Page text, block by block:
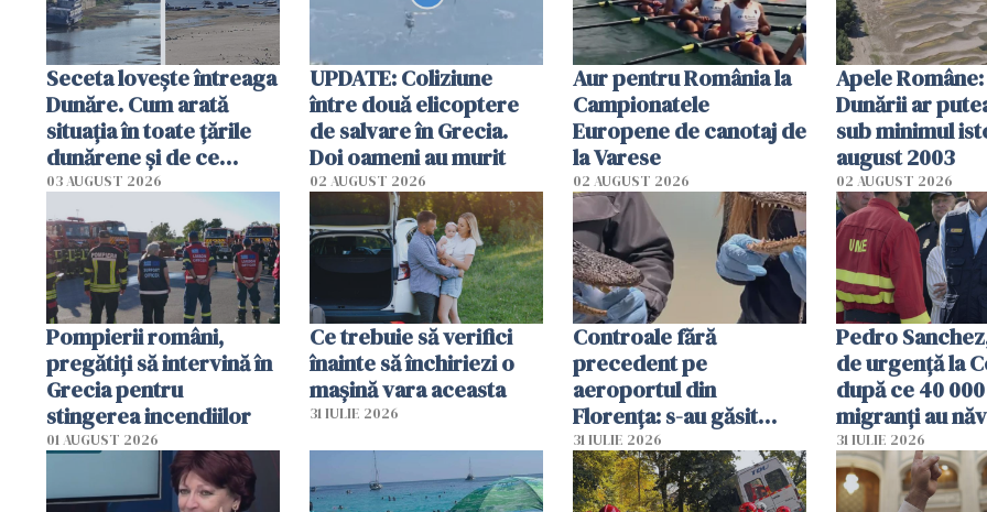
Seceta lovește întreaga
Dunăre. Cum arată
situația în toate țările
dunărene și de ce
România resimte
efectele, deși a plouat
în iulie
03 AUGUST 2026
UPDATE: Coliziune
între două elicoptere
de salvare în Grecia.
Doi oameni au murit
02 AUGUST 2026
Aur pentru România la
Campionatele
Europene de canotaj de
la Varese
02 AUGUST 2026
Apele
Dunării ar
sub minimul
august 2003
02 AUGUST 2026
Pompierii români,
pregătiţi să intervină în
Grecia pentru
stingerea incendiilor
01 AUGUST 2026
Ce trebuie să verifici
înainte să închiriezi o
mașină vara aceasta
31 IULIE 2026
Controale fără
precedent pe
aeroportul din
Florența: s-au găsit
capete de aligator și o
sumă imensă de bani
31 IULIE 2026
Pedro
de urgență la
după ce 40
migranți au
teritoriul
mobiliza toate
resursele"
31 IULIE 2026